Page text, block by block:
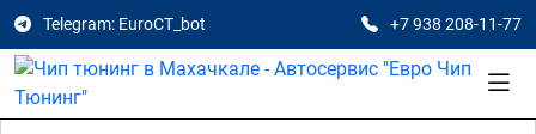
Telegram: EuroCT_bot +7 938 208-11-77